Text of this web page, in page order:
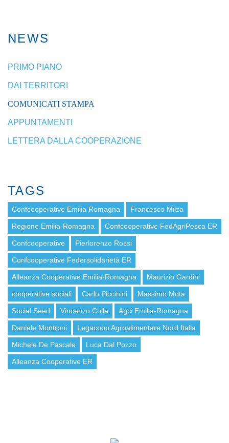
NEWS
PRIMO PIANO
DAI TERRITORI
COMUNICATI STAMPA
APPUNTAMENTI
LETTERA DALLA COOPERAZIONE
TAGS
Confcooperative Emilia Romagna Francesco Milza
Regione Emilia-Romagna Confcooperative FedAgriPesca ER
Confcooperative Pierlorenzo Rossi
Confcooperative Federsolidarietà ER
Alleanza Cooperative Emilia-Romagna Maurizio Gardini
cooperative sociali Carlo Piccinini Massimo Mota
Social Seed Vincenzo Colla Agci Emilia-Romagna
Daniele Montroni Legacoop Agroalimentare Nord Italia
Michele De Pascale Luca Dal Pozzo
Alleanza Cooperative ER